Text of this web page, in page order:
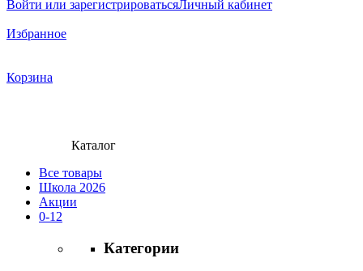
Войти или зарегистрироватьсяЛичный кабинет
Избранное
Корзина
Каталог
Все товары
Школа 2026
Акции
0-12
Категории